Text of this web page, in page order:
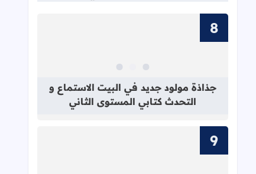
قراءة المزيد عن جذاذة مولود جديد
جذاذة مولود جديد في البيت الاستماع و
التحدث كتابي المستوى الثاني